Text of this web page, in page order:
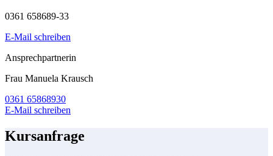
0361 658689-33
E-Mail schreiben
Ansprechpartnerin
Frau Manuela Krausch
0361 65868930
E-Mail schreiben
Kursanfrage